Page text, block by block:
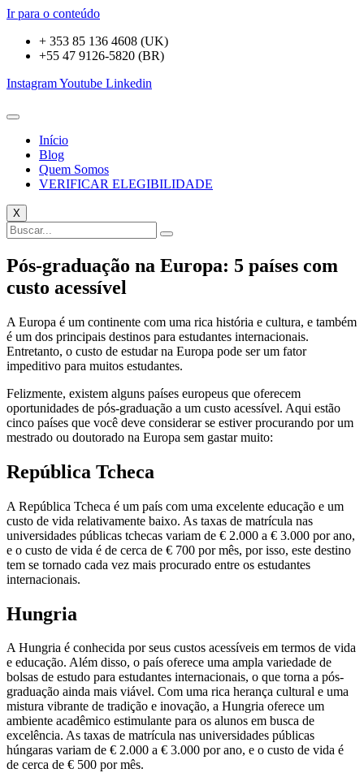
Ir para o conteúdo
+ 353 85 136 4608 (UK)
+55 47 9126-5820 (BR)
InstagramYoutube Linkedin
Início
Blog
Quem Somos
VERIFICAR ELEGIBILIDADE
X
Pós-graduação na Europa: 5 países com
custo acessível
A Europa é um continente com uma rica história e cultura, e também
é um dos principais destinos para estudantes internacionais.
Entretanto, o custo de estudar na Europa pode ser um fator
impeditivo para muitos estudantes.
Felizmente, existem alguns países europeus que oferecem
oportunidades de pós-graduação a um custo acessível. Aqui estão
cinco países que você deve considerar se estiver procurando por um
mestrado ou doutorado na Europa sem gastar muito:
República Tcheca
A República Tcheca é um país com uma excelente educação e um
custo de vida relativamente baixo. As taxas de matrícula nas
universidades públicas tchecas variam de € 2.000 a € 3.000 por ano,
e o custo de vida é de cerca de € 700 por mês, por isso, este destino
tem se tornado cada vez mais procurado entre os estudantes
internacionais.
Hungria
A Hungria é conhecida por seus custos acessíveis em termos de vida
e educação. Além disso, o país oferece uma ampla variedade de
bolsas de estudo para estudantes internacionais, o que torna a pós-
graduação ainda mais viável. Com uma rica herança cultural e uma
mistura vibrante de tradição e inovação, a Hungria oferece um
ambiente acadêmico estimulante para os alunos em busca de
excelência. As taxas de matrícula nas universidades públicas
húngaras variam de € 2.000 a € 3.000 por ano, e o custo de vida é
de cerca de € 500 por mês.